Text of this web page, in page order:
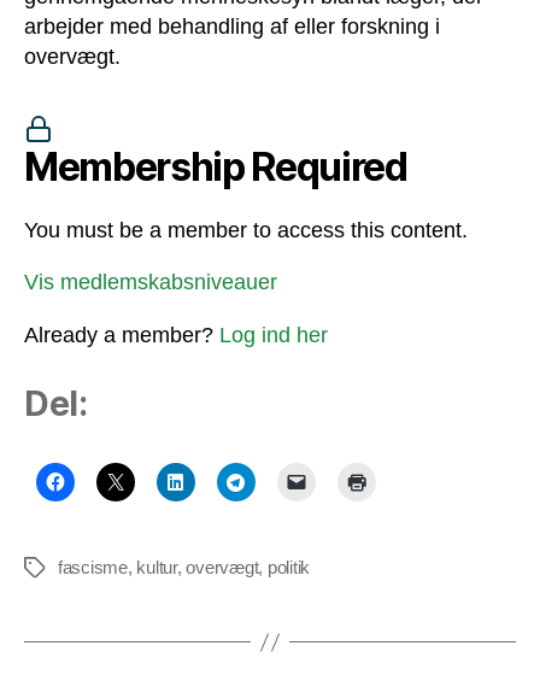
arbejder med behandling af eller forskning i
overvægt.
Membership Required
You must be a member to access this content.
Vis medlemskabsniveauer
Already a member? Log ind her
Del:
Tagsfascisme, kultur,overvægt, politik